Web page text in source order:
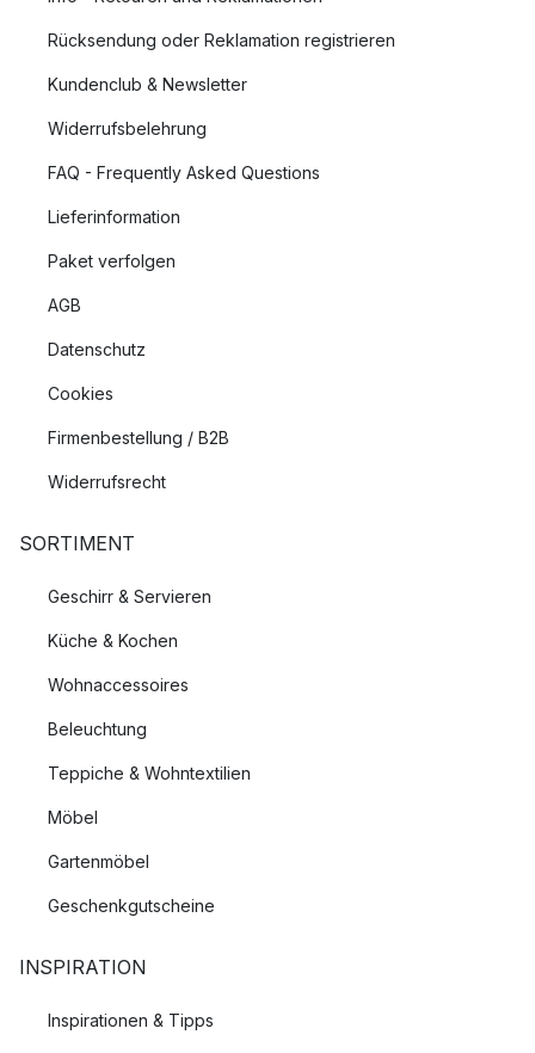
Rücksendung oder Reklamation registrieren
Kundenclub & Newsletter
Widerrufsbelehrung
FAQ - Frequently Asked Questions
Lieferinformation
Paket verfolgen
AGB
Datenschutz
Cookies
Firmenbestellung / B2B
Widerrufsrecht
SORTIMENT
Geschirr & Servieren
Küche & Kochen
Wohnaccessoires
Beleuchtung
Teppiche & Wohntextilien
Möbel
Gartenmöbel
Geschenkgutscheine
INSPIRATION
Inspirationen & Tipps